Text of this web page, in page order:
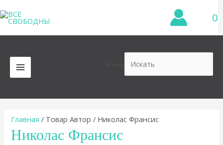
к
содержимому
0
MAIN
MENU
Главная / Товар Автор / Николас Франсис
Николас Франсис